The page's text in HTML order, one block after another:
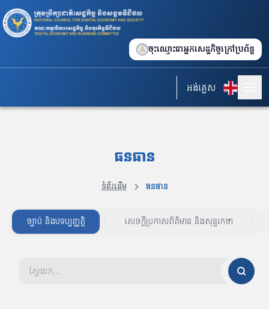
ចុះឈ្មោះជាអ្នកសេដ្ឋកិច្ចក្រៅប្រព័ន្ធ
អង់គ្លេស
ធនធាន
ទំព័រដើម ធនធាន
ច្បាប់ និងបទប្បញ្ញត្តិ សេចក្តីប្រកាសព័ត៌មាន និងសុន្ទរកថា